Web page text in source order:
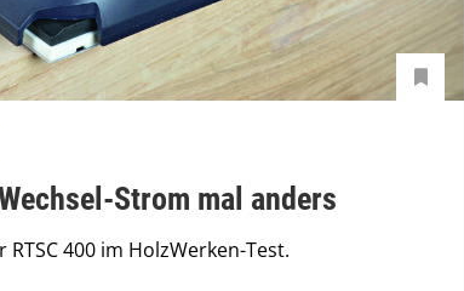
Strom mal anders
400 im HolzWerken-Test.